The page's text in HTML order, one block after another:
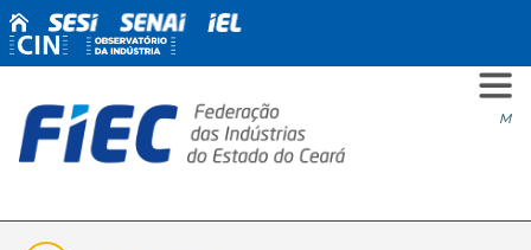
Menu
VOCÊ
ESG
NÓS